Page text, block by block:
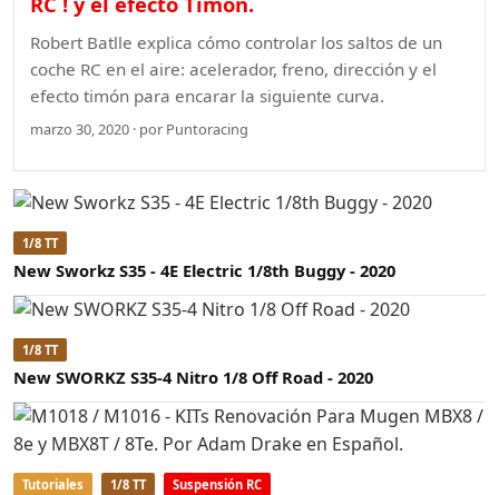
Robert Batlle explica cómo controlar los saltos de un
coche RC en el aire: acelerador, freno, dirección y el
efecto timón para encarar la siguiente curva.
marzo 30, 2020 · por Puntoracing
1/8 TT
New Sworkz S35 - 4E Electric 1/8th Buggy - 2020
1/8 TT
New SWORKZ S35-4 Nitro 1/8 Off Road - 2020
Tutoriales 1/8 TT Suspensión RC